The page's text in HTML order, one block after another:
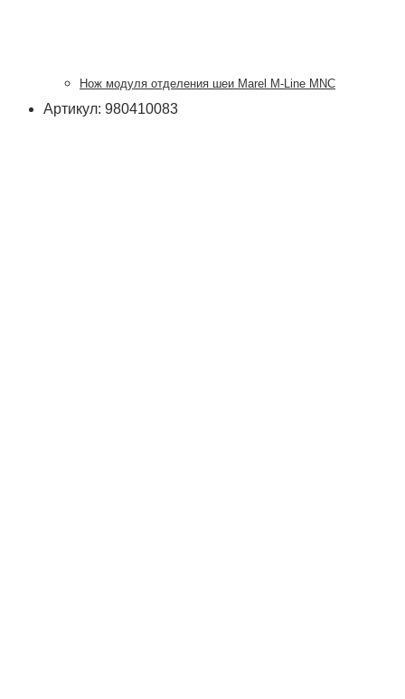
Нож модуля отделения шеи Marel M-Line MNC
Артикул: 980410083